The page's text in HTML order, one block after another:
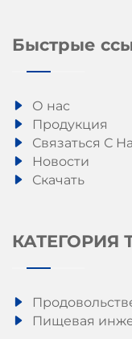
Быстрые
О нас
Продукция
Связаться С
Новости
Скачать
КАТЕГОРИЯ
Пищевая